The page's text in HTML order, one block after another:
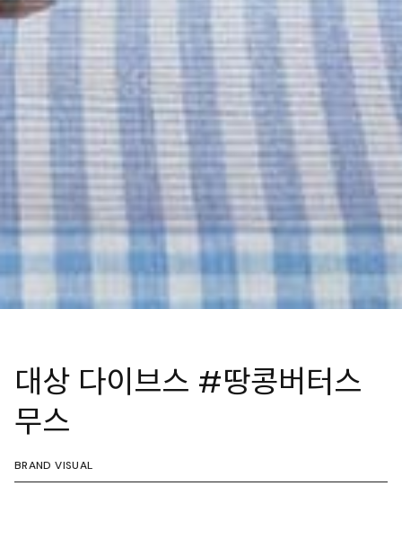
대상 다이브스 #땅콩버터스
무스
BRAND VISUAL